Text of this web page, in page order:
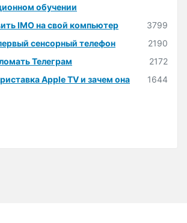
обучении
IMO на свой компьютер
3799
сенсорный телефон
2190
Телеграм
2172
Apple TV и зачем она
1644